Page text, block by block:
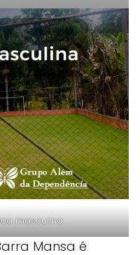
masculina
Mansa é